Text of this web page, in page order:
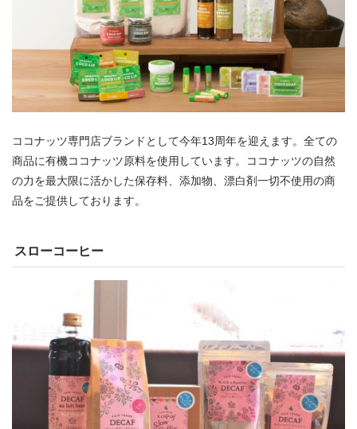
ココナッツ専門店ブランドとして今年13周年を迎えます。全ての
商品に有機ココナッツ原料を使用しています。ココナッツの自然
の力を最大限に活かした保存料、添加物、漂白剤一切不使用の商
品をご提供しております。
スローコーヒー